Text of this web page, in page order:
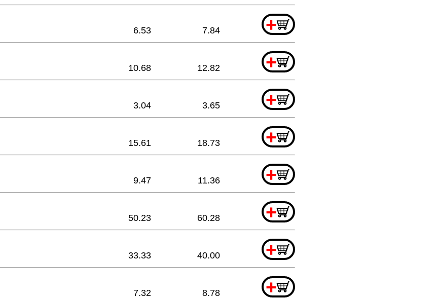
+
6.53 7.84
+
10.68 12.82
+
3.04 3.65
+
15.61 18.73
+
9.47 11.36
+
50.23 60.28
+
33.33 40.00
+
7.32 8.78